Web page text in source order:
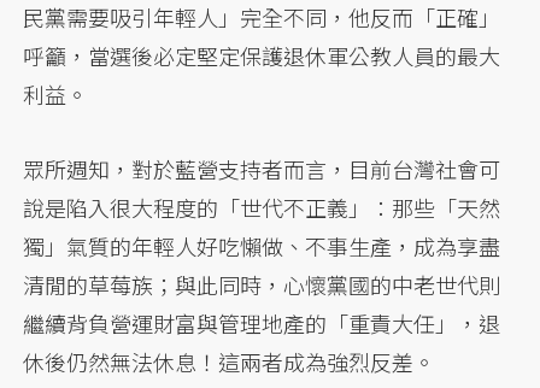
民黨需要吸引年輕人」完全不同，他反而「正確」
呼籲，當選後必定堅定保護退休軍公教人員的最大
利益。
眾所週知，對於藍營支持者而言，目前台灣社會可
說是陷入很大程度的「世代不正義」：那些「天然
獨」氣質的年輕人好吃懶做、不事生產，成為享盡
清閒的草莓族；與此同時，心懷黨國的中老世代則
繼續背負營運財富與管理地產的「重責大任」，退
休後仍然無法休息！這兩者成為強烈反差。